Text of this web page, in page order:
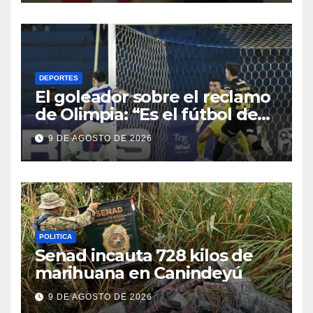
DEPORTES
El goleador sobre el reclamo
de Olimpia: “Es el fútbol de
hoy y hay que adaptarnos a
eso”
9 DE AGOSTO DE 2026
POLITICA
Senad incauta 728 kilos de
marihuana en Canindeyú
9 DE AGOSTO DE 2026